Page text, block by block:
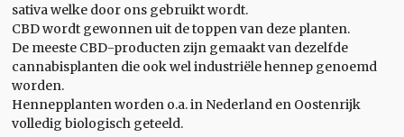
sativa welke door ons gebruikt wordt.
CBD wordt gewonnen uit de toppen van deze planten.
De meeste CBD-producten zijn gemaakt van dezelfde
cannabisplanten die ook wel industriële hennep genoemd
worden.
Hennepplanten worden o.a. in Nederland en Oostenrijk
volledig biologisch geteeld.